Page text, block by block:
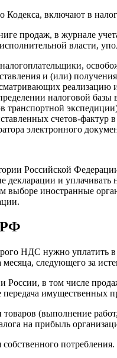
Кодекса, включают в
продаж, в журнале
власти,
и (или)
налоговой
транспортной
счетов-фактур
электронного
Российской
декларации и
выборе иностранные
РФ
НДС нужно уплатить
следующего за
России, в том числе
имущественных
(выполнение
на прибыль
потребления.